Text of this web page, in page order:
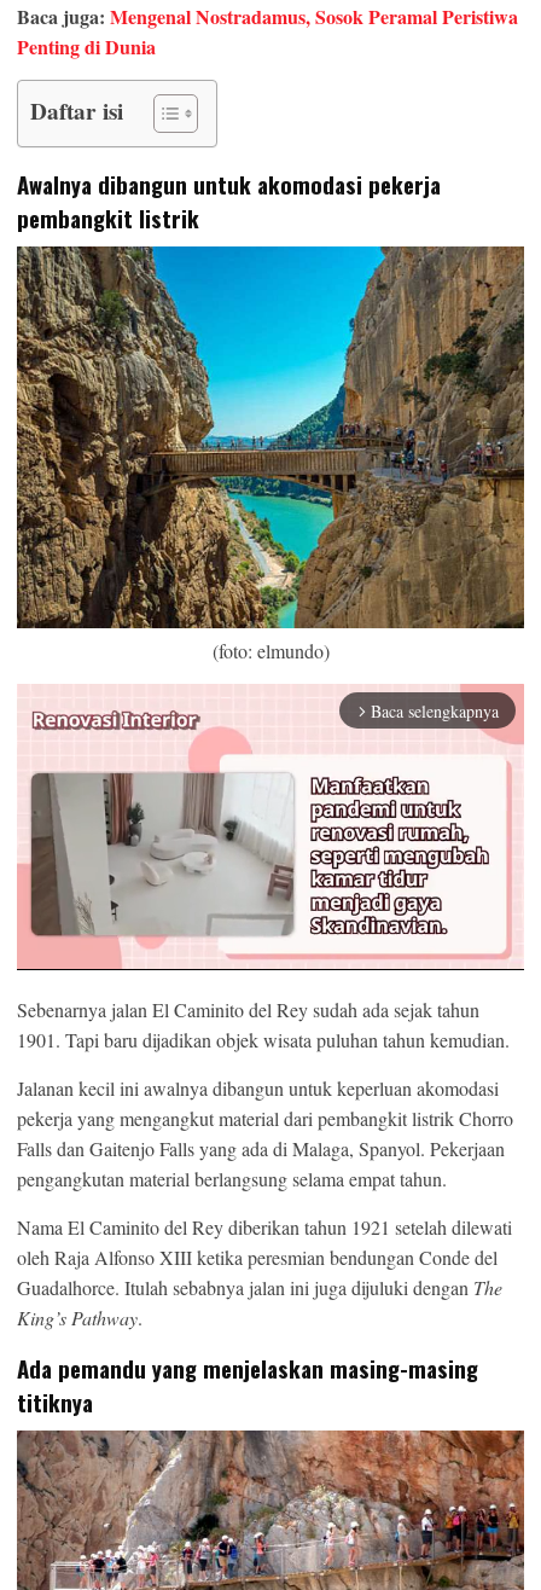
Baca juga: Mengenal Nostradamus, Sosok Peramal Peristiwa
Penting di Dunia
Daftar isi
Awalnya dibangun untuk akomodasi pekerja
pembangkit listrik
(foto: elmundo)
arrow_forward_ios Baca selengkapnya
Mute
Sebenarnya jalan El Caminito del Rey sudah ada sejak tahun
1901. Tapi baru dijadikan objek wisata puluhan tahun kemudian.
Jalanan kecil ini awalnya dibangun untuk keperluan akomodasi
pekerja yang mengangkut material dari pembangkit listrik Chorro
Falls dan Gaitenjo Falls yang ada di Malaga, Spanyol. Pekerjaan
pengangkutan material berlangsung selama empat tahun.
Nama El Caminito del Rey diberikan tahun 1921 setelah dilewati
oleh Raja Alfonso XIII ketika peresmian bendungan Conde del
Guadalhorce. Itulah sebabnya jalan ini juga dijuluki dengan The
King’s Pathway.
Ada pemandu yang menjelaskan masing-masing
titiknya